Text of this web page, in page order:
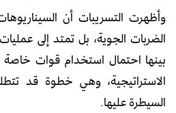
وأظهرت التسريبات أن
الضربات الجوية، بل تمتد إلى
بينها احتمال استخدام قوات
الاستراتيجية، وهي خطوة قد
السيطرة عليها.